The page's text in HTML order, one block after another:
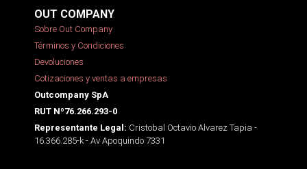
OUT COMPANY
Sobre Out Company
Términos y Condiciones
Devoluciones
Cotizaciones y ventas a empresas
Outcompany SpA
RUT Nº76.266.293-0
Representante Legal: Cristobal Octavio Alvarez Tapia -
16.366.285-k - Av Apoquindo 7331